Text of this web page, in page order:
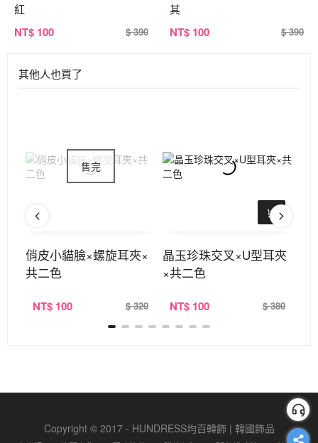
紅
NT$ 100 $ 390
其
NT$ 100 $ 390
其他人也買了
俏皮小貓臉×螺旋耳夾×
共二色
NT$ 100 $ 320
晶玉珍珠交叉×U型耳夾
×共二色
NT$ 100 $ 380
Copyright © 2017 - HUNDRESS均百韓飾 | 韓國飾品